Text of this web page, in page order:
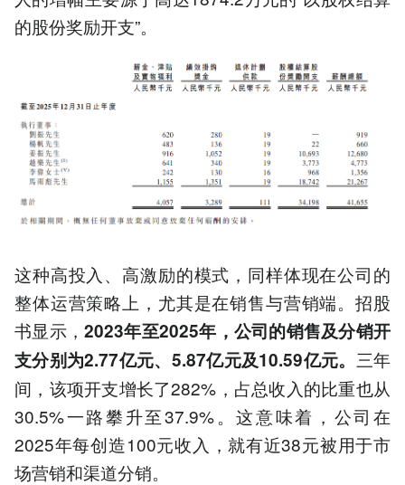
的股份奖励开支”。
这种高投入、高激励的模式，同样体现在公司的
整体运营策略上，尤其是在销售与营销端。招股
书显示，2023年至2025年，公司的销售及分销开
支分别为2.77亿元、5.87亿元及10.59亿元。 三年
间，该项开支增长了282%，占总收入的比重也从
30.5%一路攀升至37.9%。这意味着，公司在
2025年每创造100元收入，就有近38元被用于市
场营销和渠道分销。